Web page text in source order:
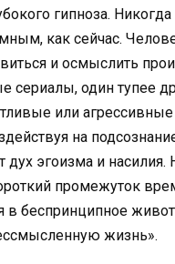
гипноза.
как сейчас.
и осмыслить
сериалы, один тупее
или
на
дух эгоизма и
промежуток
в беспринципное
жизнь».